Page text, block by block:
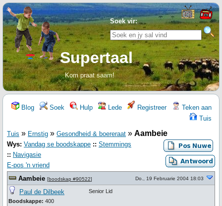
Soek vir:
Supertaal
Kom praat saam!
Blog Soek Hulp Lede Registreer
Teken aan
Tuis
Tuis » Ernstig » Gesondheid & boereraat » Aambeie
Wys: Vandag se boodskappe :: Stemmings
:: Navigasie
E-pos 'n vriend
Aambeie [boodskap #90522] Do., 19 Februarie 2004 18:03
Paul de Dilbeek
Boodskappe: 400
Senior Lid